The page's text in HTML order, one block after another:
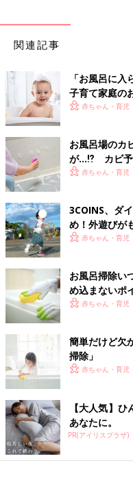
関連記事
「お風呂に
子育て家庭の
赤ちゃん・育児
お風呂場のカ
が…⁉ カビ予
赤ちゃん・育児
3COINS、ダ
め！外遊びが
赤ちゃん・育児
お風呂掃除い
め込まないポ
赤ちゃん・育児
簡単だけど欠
掃除」
赤ちゃん・育児
【大人気】
あなたに。
PR(アイリスプラザ)